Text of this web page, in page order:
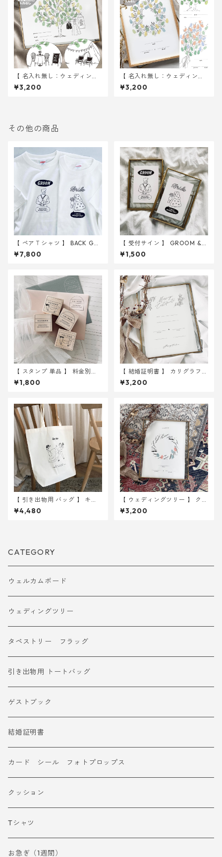
【 名入れ無し：ウェディング
ツリー 】 under the tree A4
サイズ 用紙のみ ｜ 結婚式 ウ
¥3,200
【 名入れ無し：ウェディング
ツリー 】 A4サイズ 用紙のみ
｜ 結婚式 ウェディング
¥3,200
その他の商品
【 ペアＴシャツ 】 BACK GR
OOM & BRIDE Ｔシャツ ｜ 結
婚式 ウェディング
¥7,800
【 受付サイン 】 GROOM & B
RIDE イラスト（用紙のみ）
｜ 結婚式 ウェルカムスペー
¥1,500
【 スタンプ 単品 】 料金別納
郵便 手渡し特急便 スタンプ ｜
結婚式 ウェディング
¥1,800
【 結婚証明書 】 カリグラフィ
ーA4 用紙のみ 選べる10種 ｜
結婚式 ウェディング
¥3,200
【 引き出物用 バッグ 】 キッ
ク 10枚 ｜ 結婚式 トートバ
ッグ
¥4,480
【 ウェディングツリー 】 クリ
スマスリース A4サイズ 用紙
のみ ｜ 結婚式 ウェディング
¥3,200
CATEGORY
ウェルカムボード
ウェディングツリー
タペストリー フラッグ
引き出物用 トートバッグ
ゲストブック
結婚証明書
カード シール フォトプロップス
クッション
Tシャツ
お急ぎ（1週間）